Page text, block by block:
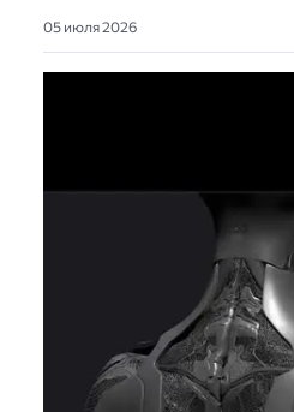
05 июля 2026